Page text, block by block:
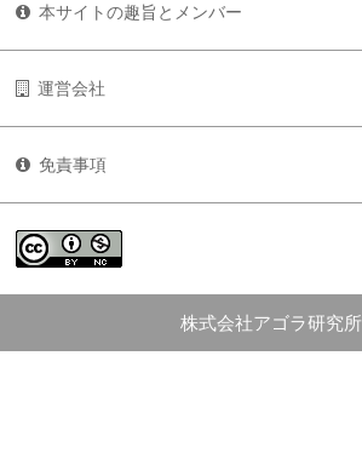
本サイトの趣旨とメンバー
運営会社
免責事項
株式会社アゴラ研究所